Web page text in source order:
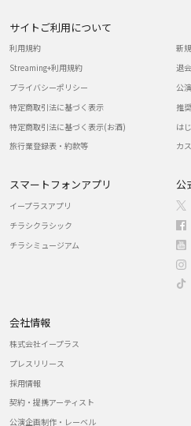
サイトご利用について
利用規約
Streaming+利用規約
プライバシーポリシー
特定商取引法に基づく表示
特定商取引法に基づく表示(お酒)
旅行業登録表・約款等
新
退
公
推
は
カ
スマートフォンアプリ
イープラスアプリ
チラシクラシック
チラシミュージアム
公
会社情報
株式会社イープラス
プレスリリース
採用情報
契約・提携アーティスト
公演企画制作・レーベル